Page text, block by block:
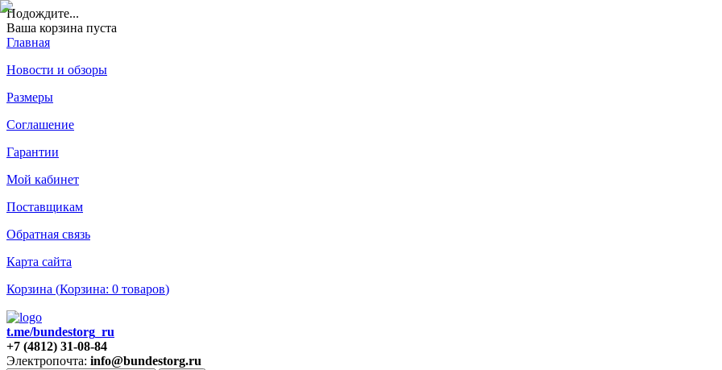
Подождите...
Ваша корзина пуста
Главная
Новости и обзоры
Размеры
Соглашение
Гарантии
Мой кабинет
Поставщикам
Обратная связь
Карта сайта
Корзина (Корзина: 0 товаров)
t.me/bundestorg_ru
+7 (4812) 31-08-84
Электропочта: info@bundestorg.ru